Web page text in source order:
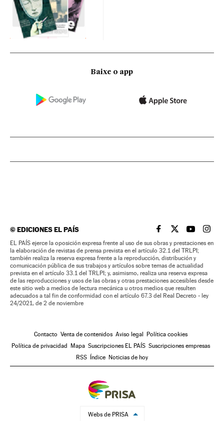
Baixe o app
©EDICIONES EL PAÍS EL PAÍS BRASIL EN
EL PAÍSEL PAÍS
EL
EL PAÍS ejerce la oposición expresa frente al uso de sus obras y prestaciones en
la elaboración de revistas de prensa prevista en el artículo 32.1 del TRLPI;
también realiza la reserva expresa frente a la reproducción, distribución y
comunicación pública de sus trabajos y artículos sobre temas de actualidad
prevista en el artículo 33.1 del TRLPI; y, asimismo, realiza una reserva expresa
de las reproducciones y usos de las obras y otras prestaciones accesibles desde
este sitio web a medios de lectura mecánica u otros medios que resulten
adecuados a tal fin de conformidad con el artículo 67.3 del Real Decreto - ley
24/2021, de 2 de noviembre
Contacto Venta de contenidos Aviso legal Política cookies
Política de privacidad Mapa Suscripciones EL PAÍS Suscripciones empresas
RSS Índice Noticias de hoy
Webs de PRISA